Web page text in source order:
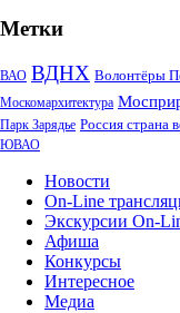
Метки
ВАО ВДНХ Волонтёры
Москомархитектура
Парк Зарядье Россия страна
ЮВАО
Новости
On-Line
Экскурсии On-
Афиша
Конкурсы
Интересное
Медиа